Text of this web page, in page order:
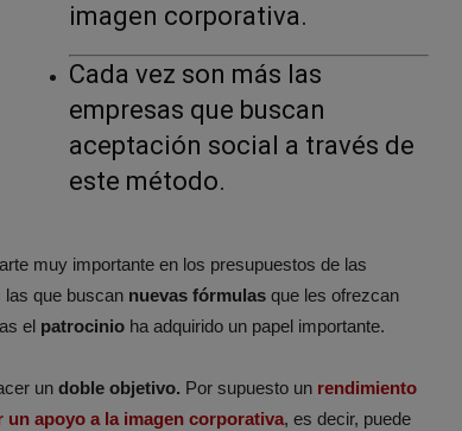
imagen corporativa.
Cada vez son más las
empresas que buscan
aceptación social a través de
este método.
muy importante en los presupuestos de las
que buscan nuevas fórmulas que les ofrezcan
el patrocinio ha adquirido un papel importante.
un doble objetivo. Por supuesto un rendimiento
un apoyo a la imagen corporativa, es decir, puede